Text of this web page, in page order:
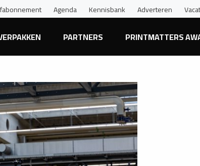
Agenda Kennisbank Adverteren
PARTNERS PRINTMATTERS